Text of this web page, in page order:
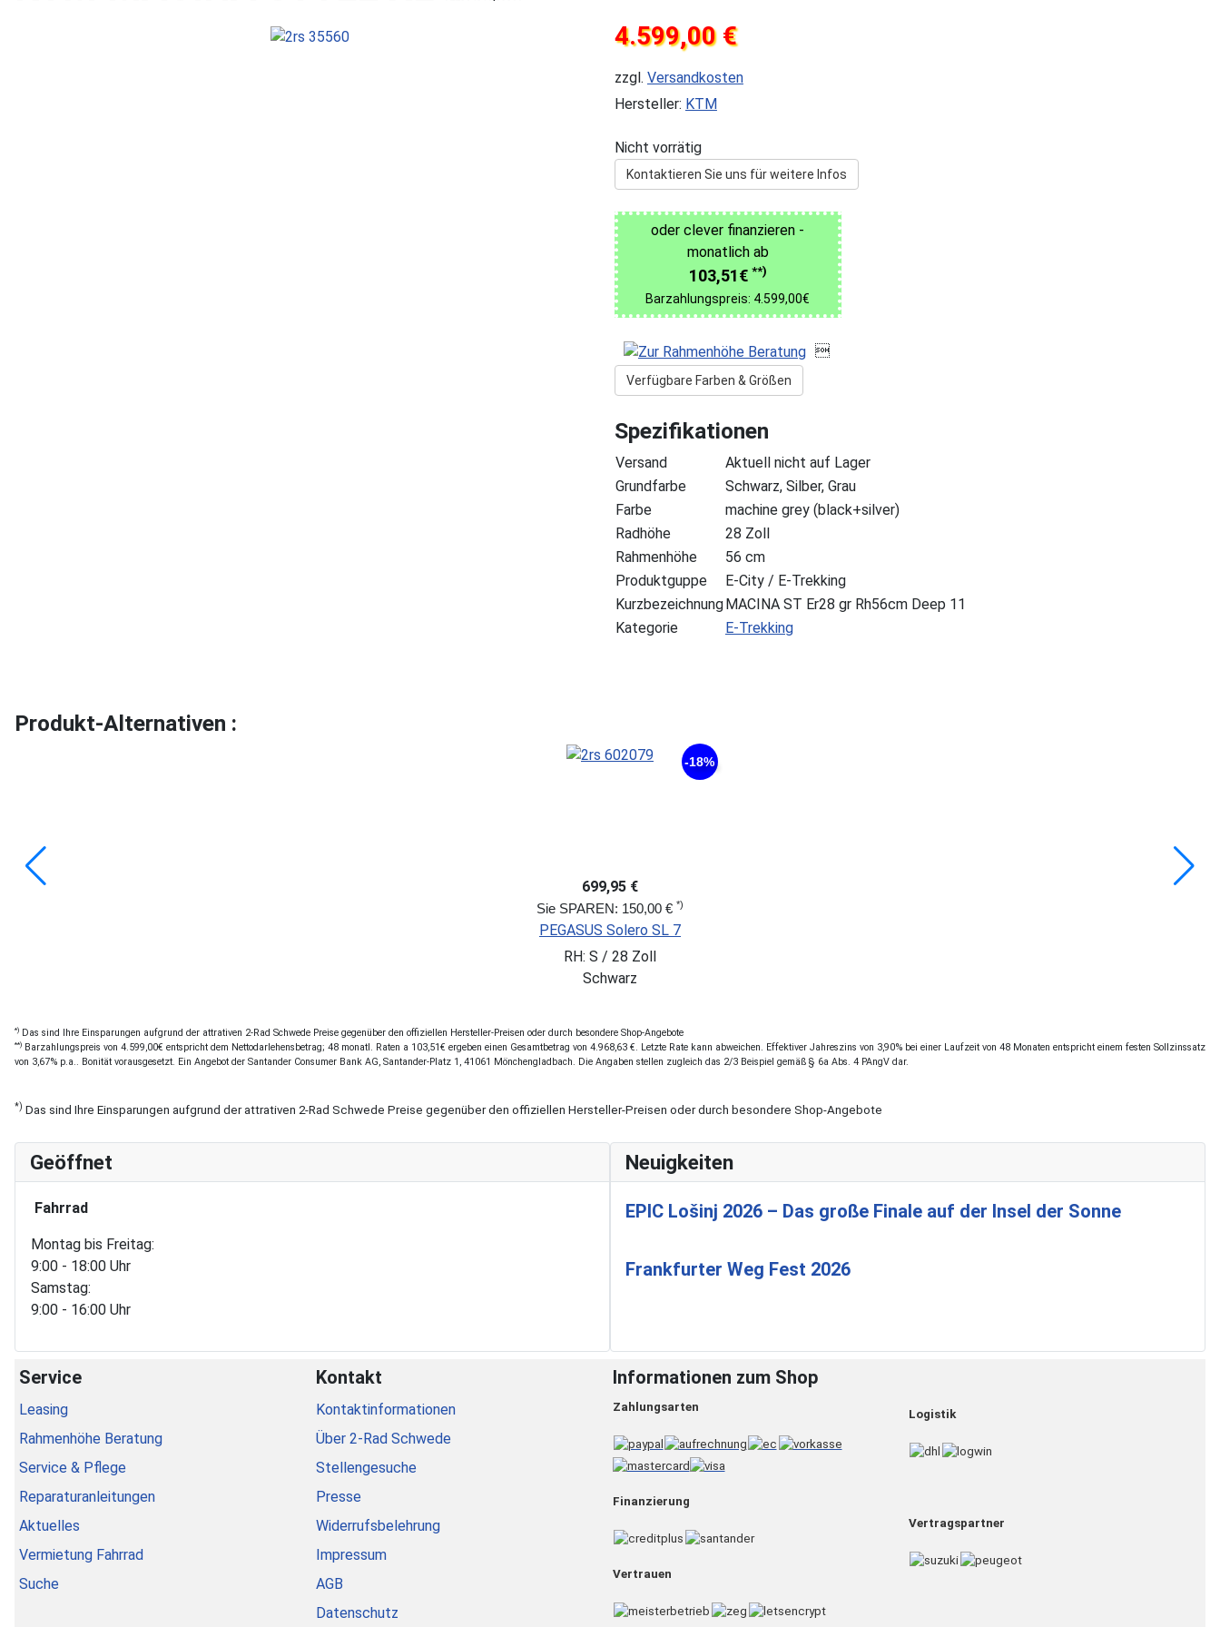
4.599,00 €
zzgl. Versandkosten
Hersteller: KTM
Nicht vorrätig
Kontaktieren Sie uns für weitere Infos
oder clever finanzieren -
monatlich ab
103,51€ **)
Barzahlungspreis: 4.599,00€

Verfügbare Farben & Größen
Spezifikationen
Versand
Aktuell nicht auf Lager
Grundfarbe
Schwarz, Silber, Grau
Farbe
machine grey (black+silver)
Radhöhe
28 Zoll
Rahmenhöhe
56 cm
Produktguppe
E-City / E-Trekking
KurzbezeichnungMACINA ST Er28 gr Rh56cm Deep 11
Kategorie
E-Trekking
Produkt-Alternativen :
-18%
699,95 €
Sie SPAREN: 150,00 € *)
PEGASUS Solero SL 7
RH: S / 28 Zoll
Schwarz
*) Das sind Ihre Einsparungen aufgrund der attrativen 2-Rad Schwede Preise gegenüber den offiziellen Hersteller-Preisen oder durch besondere Shop-Angebote
**) Barzahlungspreis von 4.599,00€ entspricht dem Nettodarlehensbetrag; 48 monatl. Raten a 103,51€ ergeben einen Gesamtbetrag von 4.968,63 €. Letzte Rate kann abweichen. Effektiver Jahreszins von 3,90% bei einer Laufzeit von 48 Monaten entspricht einem festen Sollzinssatz
von 3,67% p.a.. Bonität vorausgesetzt. Ein Angebot der Santander Consumer Bank AG, Santander-Platz 1, 41061 Mönchengladbach. Die Angaben stellen zugleich das 2/3 Beispiel gemäß § 6a Abs. 4 PAngV dar.
*) Das sind Ihre Einsparungen aufgrund der attrativen 2-Rad Schwede Preise gegenüber den offiziellen Hersteller-Preisen oder durch besondere Shop-Angebote
Geöffnet
Fahrrad
Montag bis Freitag:
9:00 - 18:00 Uhr
Samstag:
9:00 - 16:00 Uhr
Neuigkeiten
EPIC Lošinj 2026 – Das große Finale auf der Insel der Sonne
Frankfurter Weg Fest 2026
Service
Leasing
Rahmenhöhe Beratung
Service & Pflege
Reparaturanleitungen
Aktuelles
Vermietung Fahrrad
Suche
Kontakt
Kontaktinformationen
Über 2-Rad Schwede
Stellengesuche
Presse
Widerrufsbelehrung
Impressum
AGB
Datenschutz
Informationen zum Shop
Zahlungsarten
Finanzierung
Vertrauen
Logistik
Vertragspartner